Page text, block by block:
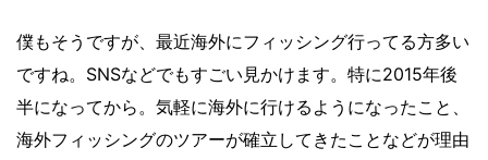
僕もそうですが、最近海外にフィッシング行ってる方多い
ですね。SNSなどでもすごい見かけます。特に2015年後
半になってから。気軽に海外に行けるようになったこと、
海外フィッシングのツアーが確立してきたことなどが理由